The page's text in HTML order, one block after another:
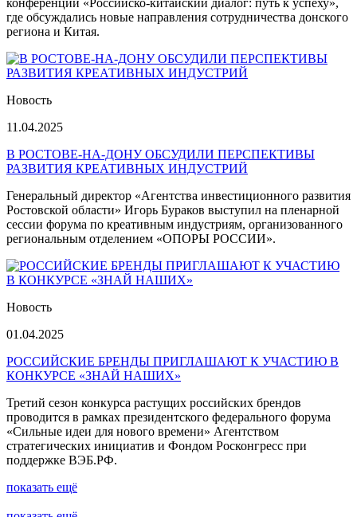
конференции «Российско-китайский диалог: путь к успеху»,
где обсуждались новые направления сотрудничества донского
региона и Китая.
Новость
11.04.2025
В РОСТОВЕ-НА-ДОНУ ОБСУДИЛИ ПЕРСПЕКТИВЫ
РАЗВИТИЯ КРЕАТИВНЫХ ИНДУСТРИЙ
Генеральный директор «Агентства инвестиционного развития
Ростовской области» Игорь Бураков выступил на пленарной
сессии форума по креативным индустриям, организованного
региональным отделением «ОПОРЫ РОССИИ».
Новость
01.04.2025
РОССИЙСКИЕ БРЕНДЫ ПРИГЛАШАЮТ К УЧАСТИЮ В
КОНКУРСЕ «ЗНАЙ НАШИХ»
Третий сезон конкурса растущих российских брендов
проводится в рамках президентского федерального форума
«Сильные идеи для нового времени» Агентством
стратегических инициатив и Фондом Росконгресс при
поддержке ВЭБ.РФ.
показать ещё